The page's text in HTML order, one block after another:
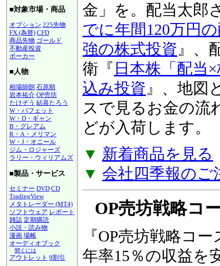
■対象市場・商品
オプション 225先物
FX (為替) CFD
商品先物 ゴールド
不動産投資
ポーカー
■人物
相場師朗 石原順
岩本祐介 OP売坊
たけぞう 結喜たろう
W・バフェット
W・D・ギャン
B・グレアム
R・A・メリマン
W・J・オニール
ジム・ロジャーズ
ラリー・ウィリアムズ
■製品・サービス
セミナー DVD CD
TradingView
メタトレーダー (MT4)
ソフトウェア レポート
雑誌 定期購読
小説・読み物
漫画 場帳
オーディオブック
聞くには
アウトレット 9割引
金」を。配当太郎
でに年間120万円
強の株式投資』、
衛『 日本株「配当
込み投資』、地図
スで見るお金の流
どが入荷します。
▼ 新着商品を見る
▼ 会社四季報のご
OP売坊戦略コ
『OP売坊戦略コ
年率15％の収益を